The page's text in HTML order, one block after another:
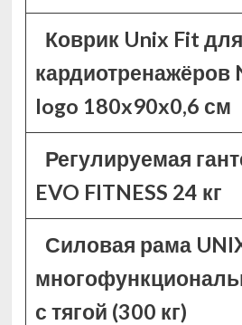
Коврик Unix Fit для
кардиотренажёров
logo 180x90x0,6 см
Регулируемая
EVO FITNESS 24 кг
Силовая рама
с тягой (300 кг)